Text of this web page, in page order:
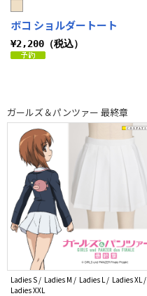
ボコ ショルダートート
¥2,200（税込）
ガールズ＆パンツァー 最終章
Ladies S / Ladies M / Ladies L / Ladies XL /
Ladies XXL